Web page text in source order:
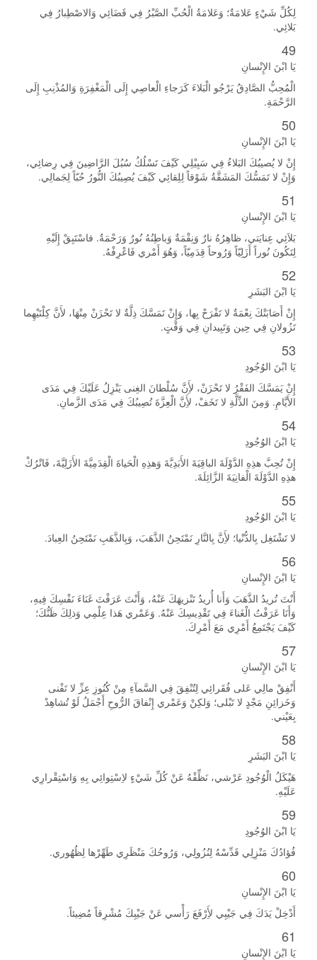
لِكُلِّ شَيْءٍ عَلامَةٌ؛ وَعَلامَةُ الْحُبِّ الصَّبْرُ فِي قَضَائِي وَالاصْطِبارُ فِي
بَلائِي.
49
يَا ابْنَ الإِنْسانِ
الْمُحِبُّ الصَّادِقُ يَرْجُو الْبَلاءَ كَرَجاءِ الْعاصِي إِلَى الْمَغْفِرَةِ وَالمُذْنِبِ إِلَى
الرَّحْمَةِ.
50
يَا ابْنَ الإِنْسانِ
إِنْ لا يُصيبُكَ البَلاءُ فِي سَبِيْلِي كَيْفَ تَسْلُكُ سُبُلَ الرَّاضِينَ فِي رِضائِي،
وَإِنْ لا تَمَسُّكَ المَشَقَّةُ شَوْقاً لِلِقائِي كَيْفَ يُصِيبُكَ النُّورُ حُبّاً لِجَمالِي.
51
يَا ابْنَ الإِنْسانِ
بَلاَئِي عِنايَتي، ظاهِرُهُ نارٌ وَنِقْمَةٌ وَباطِنُهُ نُورٌ وَرَحْمَةٌ. فاسْتَبِقْ إِلَيْهِ
لِتَكُونَ نُوراً أَزَلِيّاً وَرُوحاً قِدَمِيّاً، وَهُوَ أَمْري فَاعْرِفْهُ.
52
يَا ابْنَ البَشَرِ
إِنْ أَصَابَتْكَ نِعْمَةٌ لا تَفْرَحْ بِها، وَإِنْ تَمَسَّكَ ذِلَّةٌ لا تَحْزَنْ مِنْهَا، لأَنَّ كِلْتَيْهِما
تَزُولانِ فِي حِين وَتَبِيدانِ فِي وَقْتٍ.
53
يَا ابْنَ الوُجُودِ
إِنْ يَمَسَّكَ الفَقْرُ لا تَحْزَنْ، لأَِنَّ سُلْطانَ الغِنى يَنْزِلُ عَلَيْكَ فِي مَدَى
الأَيَّامِ. وَمِنَ الذِّلَّةِ لا تَخَفْ، لأَِنَّ الْعِزَّةَ تُصِيبُكَ فِي مَدَى الزَّمانِ.
54
يَا ابْنَ الوُجُودِ
إِنْ تُحِبَّ هذِهِ الدَّوْلَةَ الباقِيَةَ الأَبَدِيَّةَ وَهذِهِ الْحَياةَ الْقِدَمِيَّةَ الأَزَلِيَّةَ، فَاتْرُكْ
هذِهِ الدَّوْلَةَ الْفانِيَةَ الزَّائِلَةَ.
55
يَا ابْنَ الوُجُودِ
لا تَشْتَغِل بِالدُّنْيا؛ لأَِنَّ بِالنَّارِ نَمْتَحِنُ الذَّهَبَ، وَبِالذَّهَبِ نَمْتَحِنُ العِبادَ.
56
يَا ابْنَ الإِنْسانِ
أَنْتَ تُريدُ الذَّهَبَ وَأَنا أُريدُ تَنْزيهَكَ عَنْهُ، وَأَنْتَ عَرَفْتَ غَنَاءَ نَفْسِكَ فِيهِ،
وَأَنَا عَرَفْتُ الْغَناءَ فِي تَقْدِيسِكَ عَنْهُ. وَعَمْري هَذا عِلْمِي وَذلِكَ ظَنُّكَ؛
كَيْفَ يَجْتَمِعُ أَمْرِي مَعَ أَمْرِكَ.
57
يَا ابْنَ الإِنْسانِ
أَنْفِقْ مالِي عَلى فُقَرائِي لِتُنْفِقَ فِي السَّمآءِ مِنْ كُنُوزِ عِزِّ لا تَفْنى
وَخَزائِنِ مَجْدٍ لا تَبْلى؛ وَلكِنْ وَعَمْري إِنْفاقَ الرُّوحِ أَجْمَلُ لَوْ تُشاهِدْ
بِعَيْني.
58
يَا ابْنَ البَشَرِ
هَيْكَلُ الْوُجُودِ عَرْشي، نَظِّفْهُ عَنْ كُلِّ شَيْءٍ لاِسْتِوائِي بِهِ وَاسْتِقْرارِي
عَلَيْهِ.
59
يَا ابْنَ الوُجُودِ
فُؤادُكَ مَنْزِلِي قَدِّسْهُ لِنُزُولِي، وَرُوحُكَ مَنْظَرِي طَهِّرْها لِظُهُوري.
60
يَا ابْنَ الإِنْسانِ
أَدْخِلْ يَدَكَ فِي جَيْبِي لأَِرْفَعَ رَأْسي عَنْ جَيْبِكَ مُشْرِقاً مُضِيئاً.
61
يَا ابْنَ الإِنْسانِ